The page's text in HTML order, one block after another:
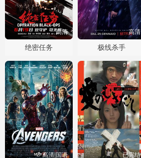
高清
绝密任务
高清
极线杀手
高清|国语 已完结